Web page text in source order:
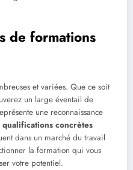
de formations
et variées. Que ce soit
un large éventail de
une reconnaissance
qualifications concrètes
dans un marché du travail
la formation qui vous
votre potentiel.